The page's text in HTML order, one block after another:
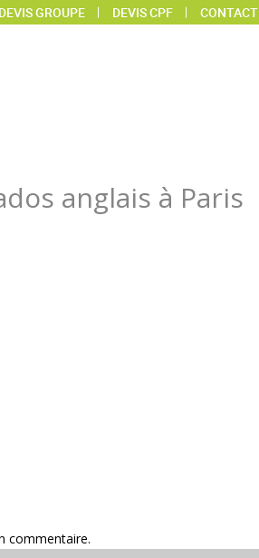
DEVIS GROUPE DEVIS CPF CONTACT
anglais à Paris
commentaire.